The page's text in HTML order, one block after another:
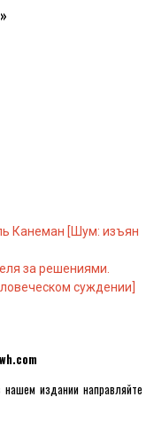
Канеман [Шум: изъян
за решениями.
суждении]
нашем издании направляйте